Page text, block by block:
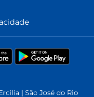
| São José do Rio